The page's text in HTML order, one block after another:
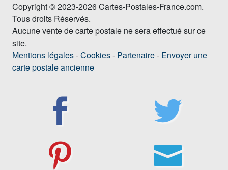
Copyright © 2023-2026 Cartes-Postales-France.com.
Tous droits Réservés.
Aucune vente de carte postale ne sera effectué sur ce
site.
Mentions légales-Cookies- Partenaire- Envoyer une
carte postale ancienne